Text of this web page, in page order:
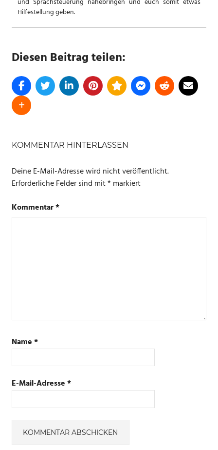
Hilfestellung geben.
Diesen Beitrag teilen:
AMAZON
KOMMENTAR HINTERLASSEN
Deine E-Mail-Adresse wird nicht veröffentlicht.
Erforderliche Felder sind mit* markiert
Kommentar*
Name*
E-Mail-Adresse*